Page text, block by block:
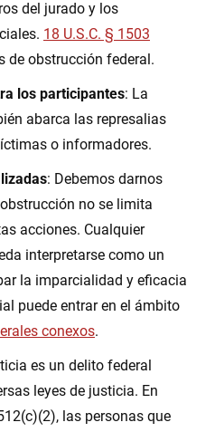
del jurado y los
18 U.S.C. § 1503
de obstrucción federal.
los participantes: La
abarca las represalias
o informadores.
: Debemos darnos
no se limita
acciones. Cualquier
interpretarse como un
la imparcialidad y eficacia
puede entrar en el ámbito
conexos.
es un delito federal
leyes de justicia. En
las personas que